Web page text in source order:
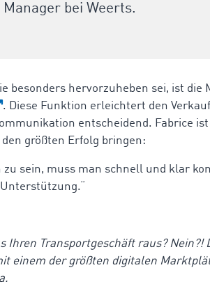
bei Weerts.
besonders hervorzuheben sei, ist die
. Diese Funktion erleichtert den
entscheidend. Fabrice
größten Erfolg bringen:
sein, muss man schnell und klar
Ihren Transportgeschäft raus? Nein?!
einem der größten digitalen